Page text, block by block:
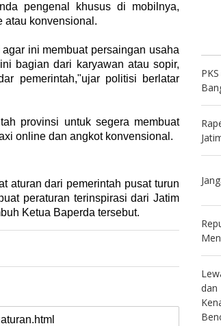
pengenal khusus di mobilnya,
atau konvensional.
ini membuat persaingan usaha
bagian dari karyawan atau sopir,
pemerintah,"ujar politisi berlatar
provinsi untuk segera membuat
online dan angkot konvensional.
aturan dari pemerintah pusat turun
peraturan terinspirasi dari Jatim
Ketua Baperda tersebut.
dan